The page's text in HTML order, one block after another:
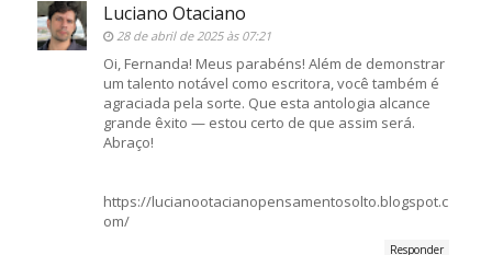
Luciano Otaciano
28 de abril de 2025 às 07:21
Oi, Fernanda! Meus parabéns! Além de demonstrar
um talento notável como escritora, você também é
agraciada pela sorte. Que esta antologia alcance
grande êxito — estou certo de que assim será.
Abraço!
https://lucianootacianopensamentosolto.blogspot.c
om/
Responder